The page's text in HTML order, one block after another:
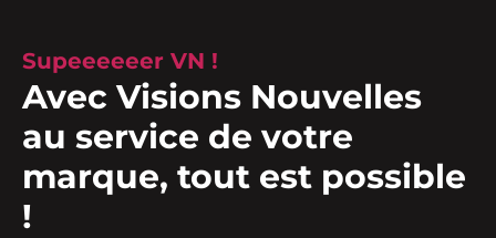
Supeeeeeer VN !
Avec Visions Nouvelles
au service de votre
marque, tout est possible
!